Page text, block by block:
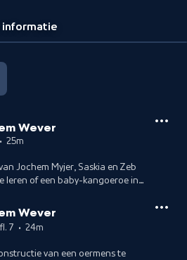
informatie
Wever
• 25m
Jochem Myjer, Saskia en Zeb
leren of een baby-kangoeroe in
Wever
7 • 24m
van een oermens te